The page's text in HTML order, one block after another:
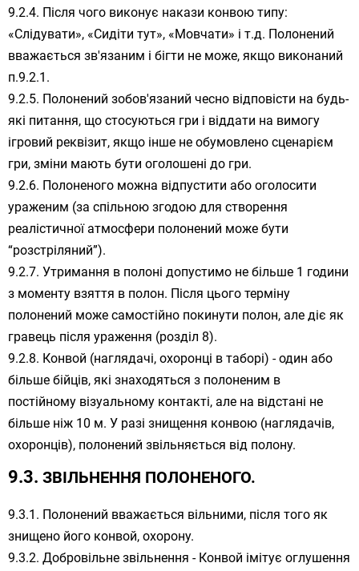
Після чого виконує накази конвою типу:
«Слідувати», «Сидіти тут», «Мовчати» і т.д. Полонений
вважається зв'язаним і бігти не може, якщо виконаний
п.9.2.1.
Полонений зобов'язаний чесно відповісти на будь-
які питання, що стосуються гри і віддати на вимогу
ігровий реквізит, якщо інше не обумовлено сценарієм
гри, зміни мають бути оголошені до гри.
Полоненого можна відпустити або оголосити
ураженим (за спільною згодою для створення
реалістичної атмосфери полонений може бути
“розстріляний”).
Утримання в полоні допустимо не більше 1 години
з моменту взяття в полон. Після цього терміну
полонений може самостійно покинути полон, але діє як
гравець після ураження (розділ 8).
Конвой (наглядачі, охоронці в таборі) - один або
більше бійців, які знаходяться з полоненим в
постійному візуальному контакті, але на відстані не
більше ніж 10 м. У разі знищення конвою (наглядачів,
охоронців), полонений звільняється від полону.
ЗВІЛЬНЕННЯ ПОЛОНЕНОГО.
Полонений вважається вільними, після того як
знищено його конвой, охорону.
Добровільне звільнення - Конвой імітує оглушення